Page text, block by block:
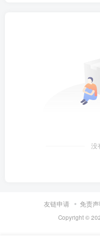
没
友链申请 免责
Copyright ©